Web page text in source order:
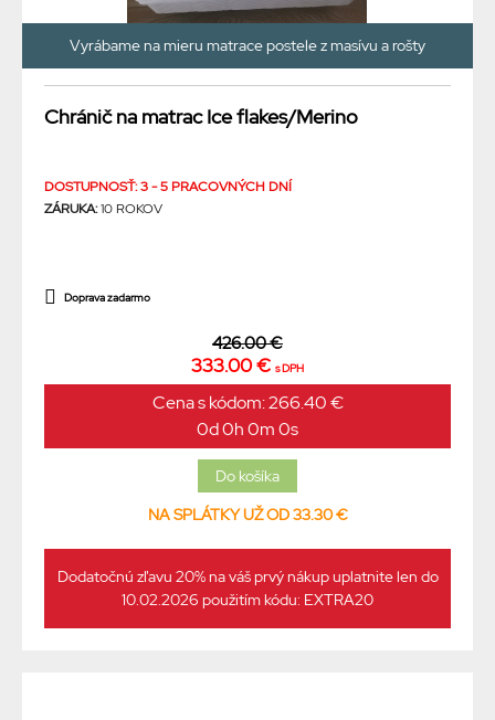
Vyrábame na mieru matrace postele z masívu a rošty
Chránič na matrac Ice flakes/Merino
DOSTUPNOSŤ: 3 - 5 PRACOVNÝCH DNÍ
ZÁRUKA:10 ROKOV
Doprava zadarmo
426.00 €
333.00 € s DPH
Cena s kódom: 266.40 €
0d 0h 0m 0s
NA SPLÁTKY UŽ OD 33.30 €
Dodatočnú zľavu 20% na váš prvý nákup uplatnite len do
10.02.2026 použitím kódu: EXTRA20